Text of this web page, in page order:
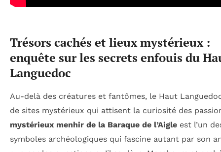
Trésors cachés et lieux mystérieux :
enquête sur les secrets enfouis du
Languedoc
Au-delà des créatures et fantômes, le Haut
de sites mystérieux qui attisent la curiosité des
mystérieux menhir de la Baraque de l’Aigle est l’un
symboles archéologiques qui fascine autant par son